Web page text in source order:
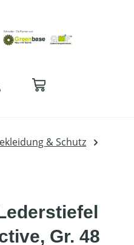
& Schutz
Gr. 48